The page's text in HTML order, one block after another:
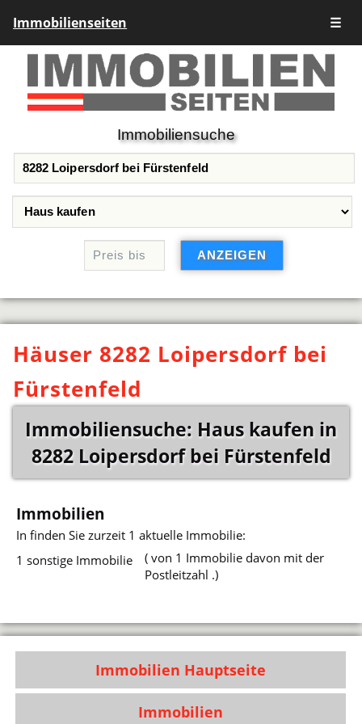
Immobilienseiten ☰
Immobiliensuche
Häuser 8282 Loipersdorf bei
Fürstenfeld
Immobiliensuche: Haus kaufen in
8282 Loipersdorf bei Fürstenfeld
Immobilien
Infinden Sie zurzeit 1 aktuelle Immobilie:
1 sonstige Immobilie
( von 1 Immobilie davon mit der
Postleitzahl .)
Immobilien Hauptseite
Immobilien